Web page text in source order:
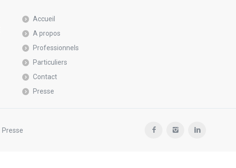
Accueil
A propos
Professionnels
Particuliers
Contact
Presse
Presse